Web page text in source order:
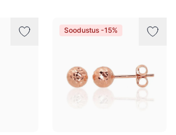
Soodustus -15%